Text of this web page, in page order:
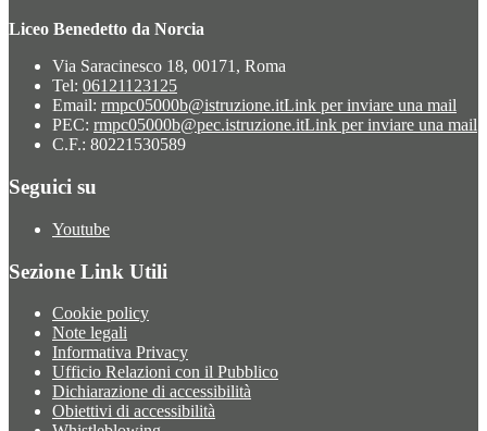
Liceo Benedetto da Norcia
Via Saracinesco 18, 00171, Roma
Tel: 06121123125
Email: rmpc05000b@istruzione.itLink per inviare una mail
PEC: rmpc05000b@pec.istruzione.itLink per inviare una mail
C.F.: 80221530589
Seguici su
Youtube
Sezione Link Utili
Cookie policy
Note legali
Informativa Privacy
Ufficio Relazioni con il Pubblico
Dichiarazione di accessibilità
Obiettivi di accessibilità